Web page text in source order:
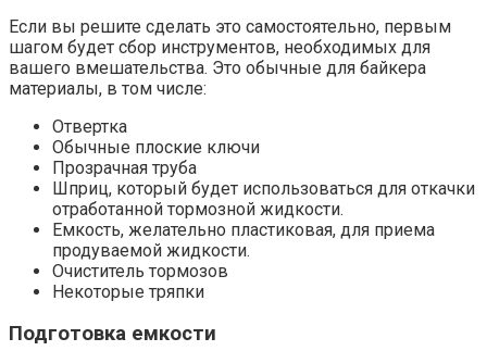
Если вы решите сделать это самостоятельно, первым
шагом будет сбор инструментов, необходимых для
вашего вмешательства. Это обычные для байкера
материалы, в том числе:
Отвертка
Обычные плоские ключи
Прозрачная труба
Шприц, который будет использоваться для откачки
отработанной тормозной жидкости.
Емкость, желательно пластиковая, для приема
продуваемой жидкости.
Очиститель тормозов
Некоторые тряпки
Подготовка емкости